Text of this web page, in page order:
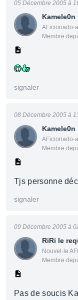
Kamele0n
AFicionado·a
Membre
05 Décembre 2005 à
signaler
Kamele0n
AFicionado·a
Membre
08 Décembre 2005 à
Tjs personne
signaler
RiRi le
Nouvel·le
Membre
09 Décembre 2005 à
Pas de soucis